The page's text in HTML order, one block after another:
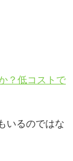
？低コストで
いるのではな